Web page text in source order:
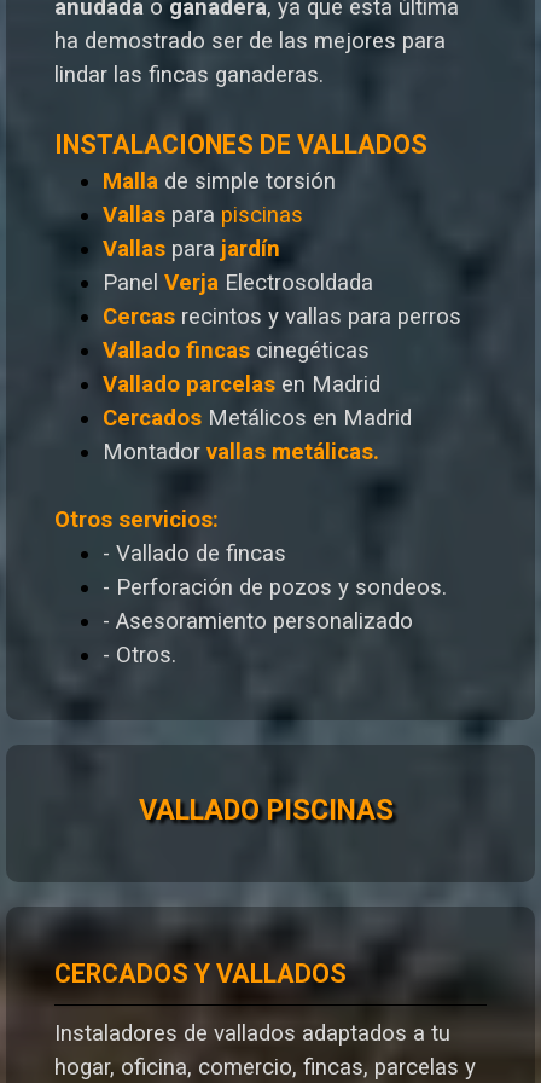
anudada o ganadera, ya que esta última
ha demostrado ser de las mejores para
lindar las fincas ganaderas.
INSTALACIONES DE VALLADOS
Malla de simple torsión
Vallas para piscinas
Vallas para jardín
Panel Verja Electrosoldada
Cercas recintos y vallas para perros
Vallado fincas cinegéticas
Vallado parcelas en Madrid
Cercados Metálicos en Madrid
Montador vallas metálicas.
Otros servicios:
- Vallado de fincas
- Perforación de pozos y sondeos.
- Asesoramiento personalizado
- Otros.
VALLADO PISCINAS
CERCADOS Y VALLADOS
Instaladores de vallados adaptados a tu
hogar, oficina, comercio, fincas, parcelas y